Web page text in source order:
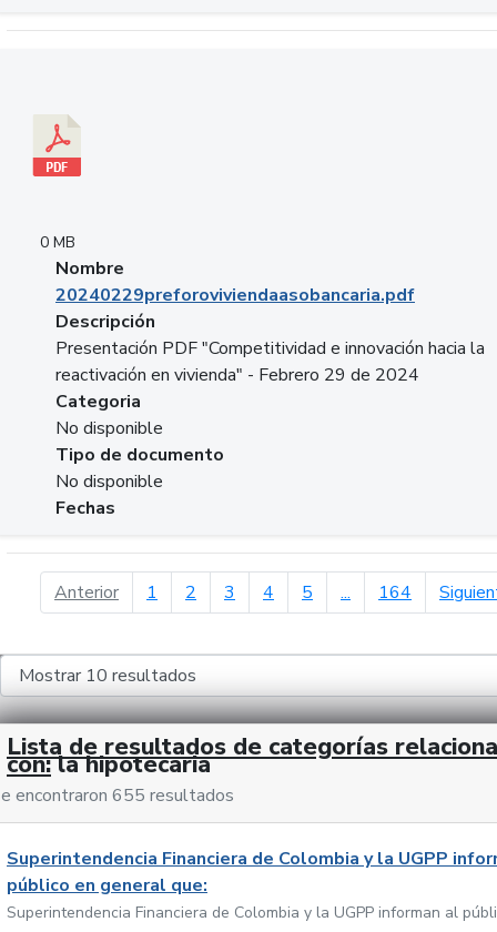
0 MB
Nombre
20240229preforoviviendaasobancaria.pdf
Descripción
Presentación PDF "Competitividad e innovación hacia la
reactivación en vivienda" - Febrero 29 de 2024
Categoria
No disponible
Tipo de documento
No disponible
Fechas
Anteriorpágina anterior
1 2 3 4 5 ... 164
Lista de resultados de categorías
con: la hipotecaria
encontraron 655 resultados
Superintendencia Financiera de Colombia y la UGPP
público en general que:
Superintendencia Financiera de Colombia y la UGPP informan al